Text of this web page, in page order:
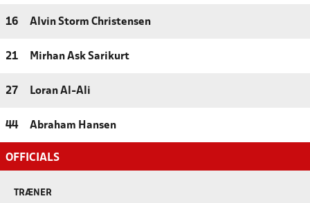
16 Alvin Storm Christensen
21 Mirhan Ask Sarikurt
27 Loran Al-Ali
44 Abraham Hansen
OFFICIALS
TRÆNER